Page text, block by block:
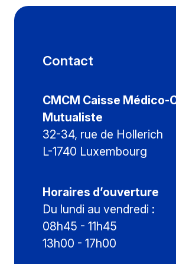
Contact
CMCM Caisse Médico-
Mutualiste
32-34, rue de Hollerich
L-1740 Luxembourg
Horaires d’ouverture
Du lundi au vendredi :
08h45 - 11h45
13h00 - 17h00